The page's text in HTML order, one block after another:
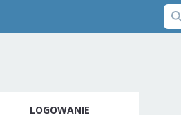
LOGOWANIE